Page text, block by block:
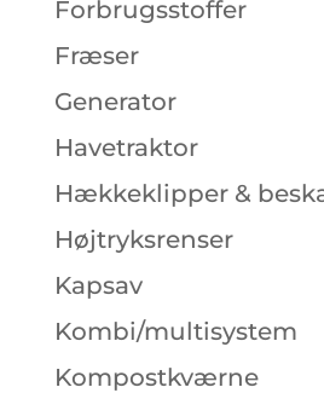
Forbrugsstoffer
Fræser
Generator
Havetraktor
Hækkeklipper &
Højtryksrenser
Kapsav
Kombi/multisystem
Kompostkværne